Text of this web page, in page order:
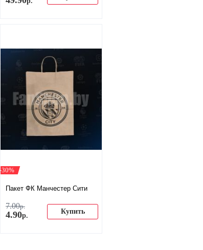
-30%
Пакет ФК Манчестер Сити
7.00р.
4.90р. Купить